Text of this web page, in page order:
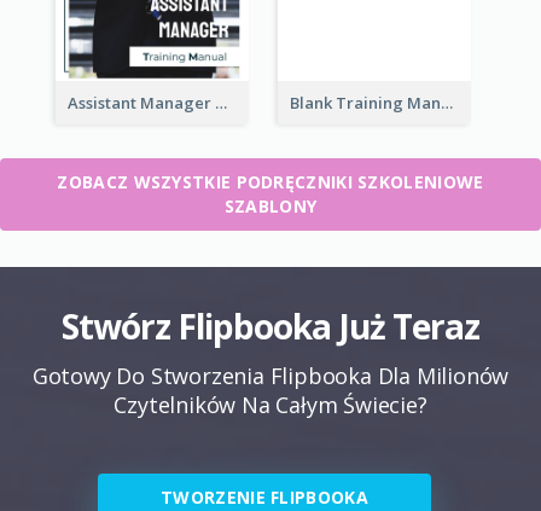
Assistant Manager Training Manual Blank Training Manual
ZOBACZ WSZYSTKIE PODRĘCZNIKI SZKOLENIOWE
SZABLONY
Stwórz Flipbooka Już Teraz
Gotowy Do Stworzenia Flipbooka Dla Milionów
Czytelników Na Całym Świecie?
TWORZENIE FLIPBOOKA